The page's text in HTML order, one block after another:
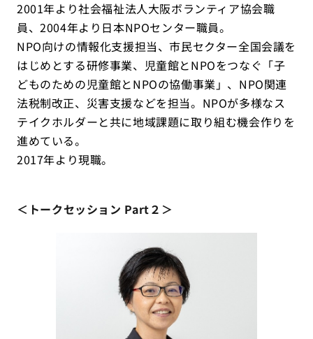
2001年より社会福祉法人大阪ボランティア協会職
員、2004年より日本NPOセンター職員。
NPO向けの情報化支援担当、市民セクター全国会議を
はじめとする研修事業、児童館とNPOをつなぐ「子
どものための児童館とNPOの協働事業」、NPO関連
法税制改正、災害支援などを担当。NPOが多様なス
テイクホルダーと共に地域課題に取り組む機会作りを
進めている。
2017年より現職。
＜トークセッション Part２＞